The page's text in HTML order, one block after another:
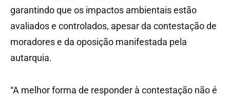
garantindo que os impactos ambientais estão
avaliados e controlados, apesar da contestação de
moradores e da oposição manifestada pela
autarquia.
“A melhor forma de responder à contestação não é